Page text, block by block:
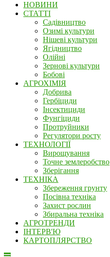
НОВИНИ
СТАТТІ
Садівництво
Озимі культури
Нішеві культури
Ягідництво
Олійні
Зернові культури
Бобові
АГРОХІМІЯ
Добрива
Гербіциди
Інсектициди
Фунгіциди
Протруйники
Регулятори росту
ТЕХНОЛОГІЇ
Вирощування
Точне землеробство
Зберігання
ТЕХНІКА
Збереження грунту
Посівна техніка
Захист рослин
Збиральна техніка
АГРОТРЕНДИ
ІНТЕРВ'Ю
КАРТОПЛЯРСТВО